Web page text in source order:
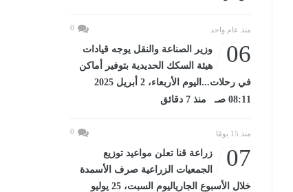
منذ عام واحد 0
06
وزير الصناعة والنقل يوجه قيادات
هيئة السكك الحديدية بتوفير أماكن
في رحلات...اليوم الأربعاء، 2 أبريل 2025
08:11 صـ منذ 7 دقائق
منذ 15 يومًا 0
07
زراعة قنا تعلن مواعيد توزيع
الجمعيات الزراعية صرف الأسمدة
خلال الأسبوع الجارياليوم السبت، 25 يوليو